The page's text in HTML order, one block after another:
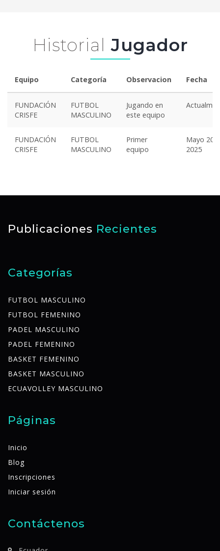
Historial Jugador
Equipo Categoría Observacion Fecha
FUNDACIÓN
CRISFE
FUTBOL
MASCULINO
Jugando en
este equipo
FUNDACIÓN
CRISFE
FUTBOL
MASCULINO
Primer
equipo
Mayo 20,
2025
Publicaciones Recientes
Categorías
FUTBOL MASCULINO
FUTBOL FEMENINO
PADEL MASCULINO
PADEL FEMENINO
BASKET FEMENINO
BASKET MASCULINO
ECUAVOLLEY MASCULINO
Páginas
Inicio
Blog
Inscripciones
Iniciar sesión
Contáctenos